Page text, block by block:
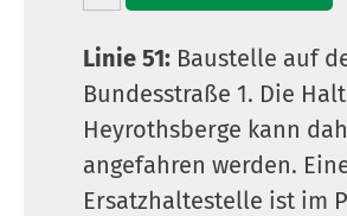
Linie 51: Baustelle auf
Bundesstraße 1. Die
Heyrothsberge kann
angefahren werden.
Ersatzhaltestelle ist im